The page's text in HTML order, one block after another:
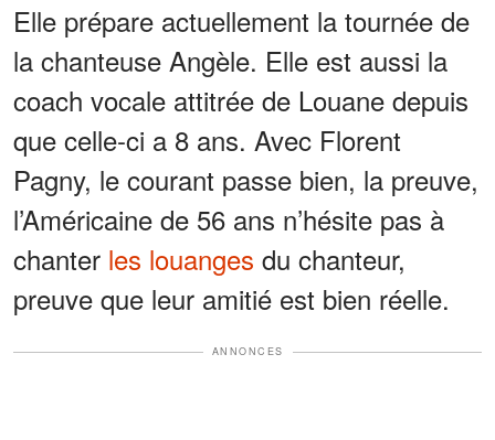
Elle prépare actuellement la tournée de
la chanteuse Angèle. Elle est aussi la
coach vocale attitrée de Louane depuis
que celle-ci a 8 ans. Avec Florent
Pagny, le courant passe bien, la preuve,
l’Américaine de 56 ans n’hésite pas à
chanter les louanges du chanteur,
preuve que leur amitié est bien réelle.
ANNONCES